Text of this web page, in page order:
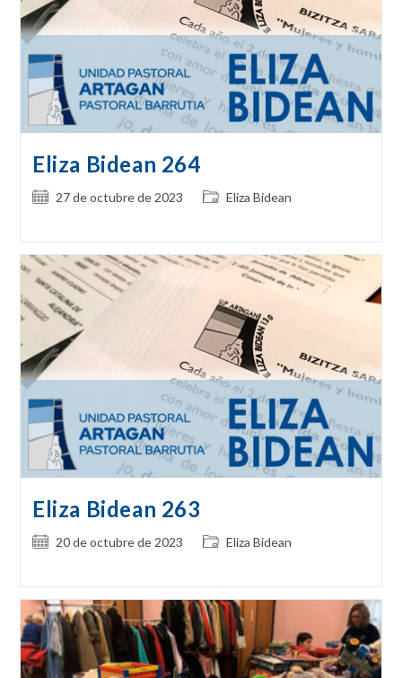
Eliza Bidean 264
Publicación
entrada:
27 de octubre de 2023
Categoría
entrada:
Eliza Bidean
Eliza Bidean 263
Publicación
entrada:
20 de octubre de 2023
Categoría
entrada:
Eliza Bidean